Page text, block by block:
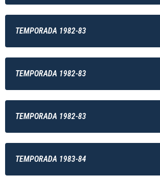
TEMPORADA 1982-83
TEMPORADA 1982-83
TEMPORADA 1982-83
TEMPORADA 1983-84